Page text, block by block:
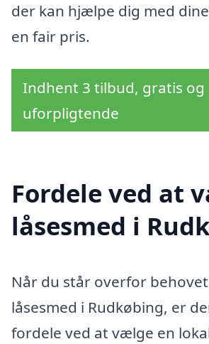
der kan hjælpe dig med
en fair pris.
Indhent 3 tilbud, gratis og
uforpligtende
Fordele ved at
låsesmed i
Når du står overfor
låsesmed i Rudkøbing, er
fordele ved at vælge en